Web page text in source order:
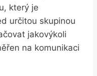
který je⁤
určitou‌ skupinou
jakovýkoli
na komunikaci